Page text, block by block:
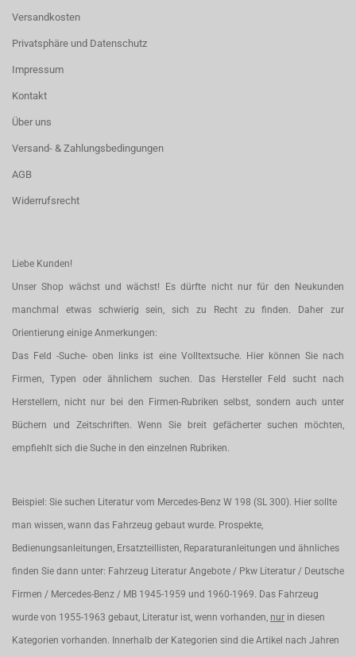
Versandkosten
Privatsphäre und Datenschutz
Impressum
Kontakt
Über uns
Versand- & Zahlungsbedingungen
AGB
Widerrufsrecht
Liebe Kunden!
Unser Shop wächst und wächst! Es dürfte nicht nur für den Neukunden
manchmal etwas schwierig sein, sich zu Recht zu finden. Daher zur
Orientierung einige Anmerkungen:
Das Feld -Suche- oben links ist eine Volltextsuche. Hier können Sie nach
Firmen, Typen oder ähnlichem suchen. Das Hersteller Feld sucht nach
Herstellern, nicht nur bei den Firmen-Rubriken selbst, sondern auch unter
Büchern und Zeitschriften. Wenn Sie breit gefächerter suchen möchten,
empfiehlt sich die Suche in den einzelnen Rubriken.
Beispiel: Sie suchen Literatur vom Mercedes-Benz W 198 (SL 300). Hier sollte
man wissen, wann das Fahrzeug gebaut wurde. Prospekte,
Bedienungsanleitungen, Ersatzteillisten, Reparaturanleitungen und ähnliches
finden Sie dann unter: Fahrzeug Literatur Angebote / Pkw Literatur / Deutsche
Firmen / Mercedes-Benz / MB 1945-1959 und 1960-1969. Das Fahrzeug
wurde von 1955-1963 gebaut, Literatur ist, wenn vorhanden, nur in diesen
Kategorien vorhanden. Innerhalb der Kategorien sind die Artikel nach Jahren